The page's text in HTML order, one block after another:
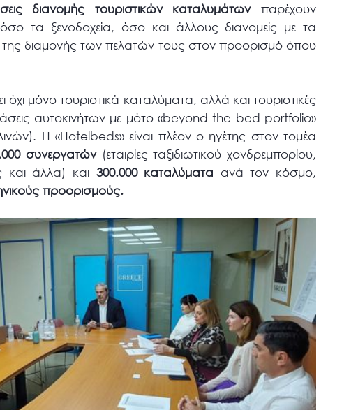
διανομής τουριστικών καταλυμάτωνπαρέχουν
τα ξενοδοχεία, όσο και άλλους διανομείς με τα
διαμονής των πελατών τους στον προορισμό όπου
όχι μόνο τουριστικά καταλύματα, αλλά και τουριστικές
αυτοκινήτων με μότο «beyond the bed portfolio»
Η «Hotelbeds» είναι πλέον ο ηγέτης στον τομέα
συνεργατών(εταιρίες ταξιδιωτικού χονδρεμπορίου,
και άλλα) και 300.000 καταλύματα ανά τον κόσμο,
προορισμούς.